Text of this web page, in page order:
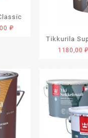
₽Диапазон
Tikkurila
1180,00₽